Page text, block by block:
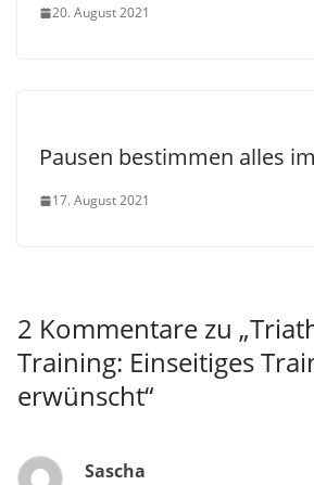
20. August 2021
Pausen bestimmen alles
17. August 2021
2 Kommentare zu „
Training: Einseitiges
erwünscht“
Sascha